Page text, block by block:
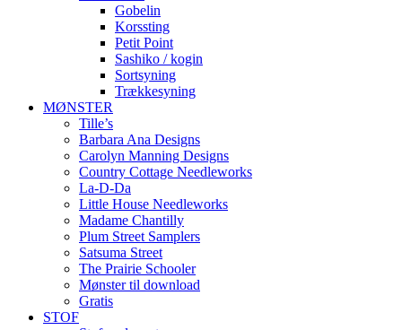
Gobelin
Korssting
Petit Point
Sashiko / kogin
Sortsyning
Trækkesyning
MØNSTER
Tille’s
Barbara Ana Designs
Carolyn Manning Designs
Country Cottage Needleworks
La-D-Da
Little House Needleworks
Madame Chantilly
Plum Street Samplers
Satsuma Street
The Prairie Schooler
Mønster til download
Gratis
STOF